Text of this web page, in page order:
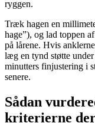
ryggen.
Træk hagen en
hage”), og lad toppen
på lårene. Hvis
læg en tynd støtte
minutters finjustering i
senere.
Sådan
kriterierne